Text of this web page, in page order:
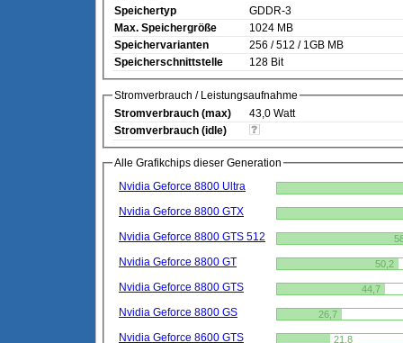
Speichertyp
GDDR-3
Max. Speichergröße
1024 MB
Speichervarianten
256 / 512 / 1GB MB
Speicherschnittstelle
128 Bit
Stromverbrauch / Leistungsaufnahme
Stromverbrauch (max)
43,0 Watt
Stromverbrauch (idle)
Alle Grafikchips dieser Generation
Nvidia Geforce 8800 Ultra
Nvidia Geforce 8800 GTX
Nvidia Geforce 8800 GTS 512
Nvidia Geforce 8800 GT 50,2
Nvidia Geforce 8800 GTS 44,7
Nvidia Geforce 8800 GS 26,7
Nvidia Geforce 8600 GTS 21,8